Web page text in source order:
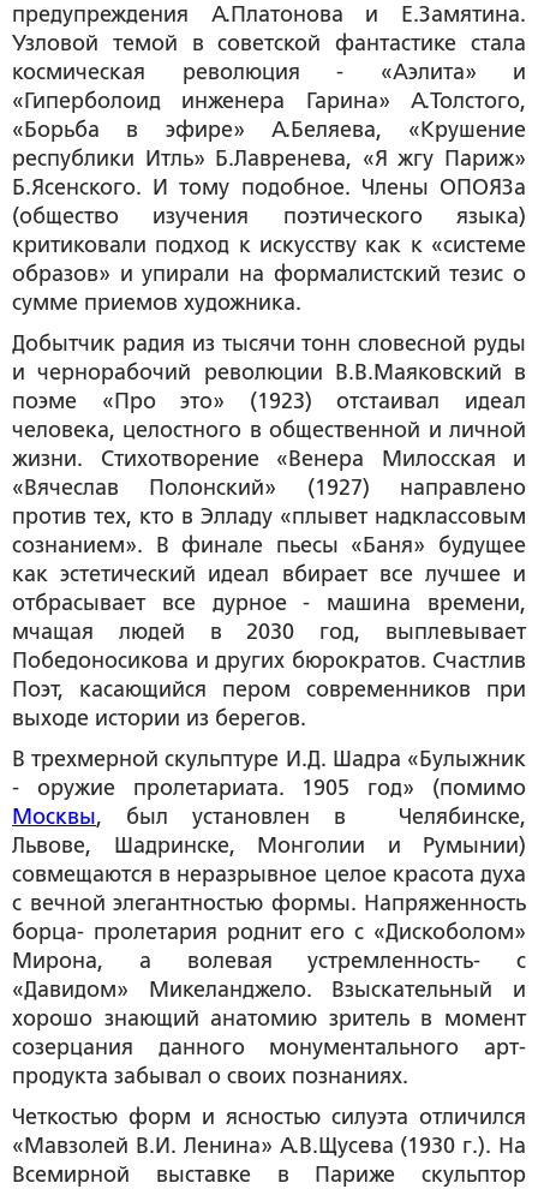
предупреждения А.Платонова и Е.Замятина.
Узловой темой в советской фантастике стала
космическая революция - «Аэлита» и
«Гиперболоид инженера Гарина» А.Толстого,
«Борьба в эфире» А.Беляева, «Крушение
республики Итль» Б.Лавренева, «Я жгу Париж»
Б.Ясенского. И тому подобное. Члены ОПОЯЗа
(общество изучения поэтического языка)
критиковали подход к искусству как к «системе
образов» и упирали на формалистский тезис о
сумме приемов художника.
Добытчик радия из тысячи тонн словесной руды
и чернорабочий революции В.В.Маяковский в
поэме «Про это» (1923) отстаивал идеал
человека, целостного в общественной и личной
жизни. Стихотворение «Венера Милосская и
«Вячеслав Полонский» (1927) направлено
против тех, кто в Элладу «плывет надклассовым
сознанием». В финале пьесы «Баня» будущее
как эстетический идеал вбирает все лучшее и
отбрасывает все дурное - машина времени,
мчащая людей в 2030 год, выплевывает
Победоносикова и других бюрократов. Счастлив
Поэт, касающийся пером современников при
выходе истории из берегов.
В трехмерной скульптуре И.Д. Шадра «Булыжник
- оружие пролетариата. 1905 год» (помимо
Москвы, был установлен в Челябинске,
Львове, Шадринске, Монголии и Румынии)
совмещаются в неразрывное целое красота духа
с вечной элегантностью формы. Напряженность
борца- пролетария роднит его с «Дискоболом»
Мирона, а волевая устремленность- с
«Давидом» Микеланджело. Взыскательный и
хорошо знающий анатомию зритель в момент
созерцания данного монументального арт-
продукта забывал о своих познаниях.
Четкостью форм и ясностью силуэта отличился
«Мавзолей В.И. Ленина» А.В.Щусева (1930 г.). На
Всемирной выставке в Париже скульптор